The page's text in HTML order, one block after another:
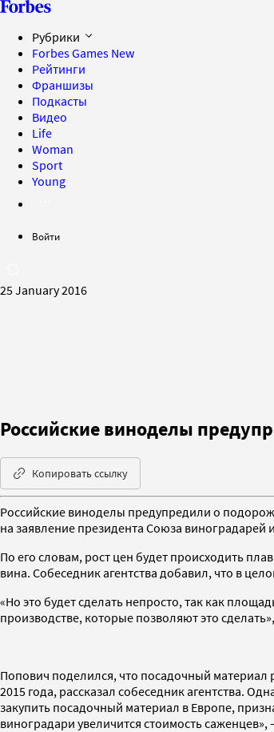
Рубрики
Forbes Games New
Рейтинги
Франшизы
Подкасты
Видео
Life
Woman
Sport
Young
Войти
25 January 2016
Российские виноделы
Копировать ссылку
Российские виноделы предупредили о
на заявление президента Союза
По его словам, рост цен будет происходить
вина. Собеседник агентства добавил, что в
«Но это будет сделать непросто, так как
производстве, которые позволяют это
Попович поделился, что посадочный материал
2015 года, рассказал собеседник агентства.
закупить посадочный материал в Европе,
виноградари увеличится стоимость